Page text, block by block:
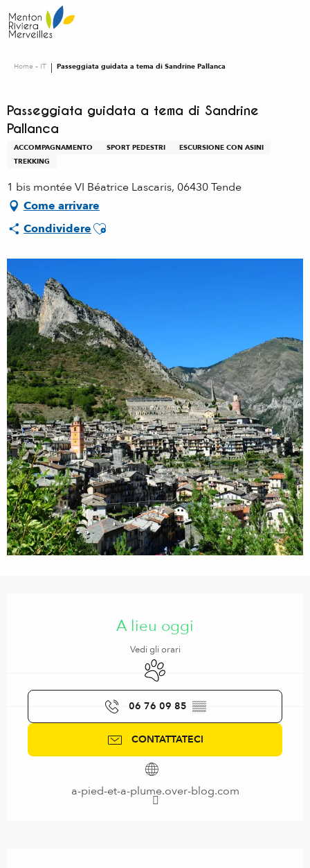
au
contenu
Home – IT Passeggiata guidata a tema di Sandrine Pallanca
Passeggiata guidata a tema di Sandrine
Pallanca
ACCOMPAGNAMENTO SPORT PEDESTRI
ESCURSIONE CON ASINI
TREKKING
1 bis montée VI Béatrice Lascaris, 06430 Tende
Come arrivare
CondividereAjouter aux favoris
A lieu oggi
Vedi gli orari
Animali ammessi
06 76 09 85 ▒▒
CONTATTATECI
a-pied-et-a-plume.over-blog.com